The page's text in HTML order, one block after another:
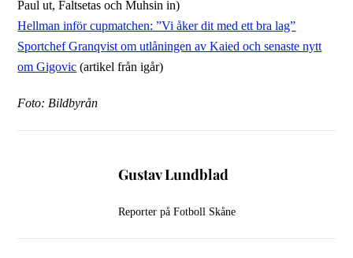
Paul ut, Faltsetas och Muhsin in)
Hellman inför cupmatchen: ”Vi åker dit med ett bra lag”
Sportchef Granqvist om utlåningen av Kaied och senaste nytt
om Gigovic (artikel från igår)
Foto: Bildbyrån
Gustav Lundblad
Reporter på Fotboll Skåne